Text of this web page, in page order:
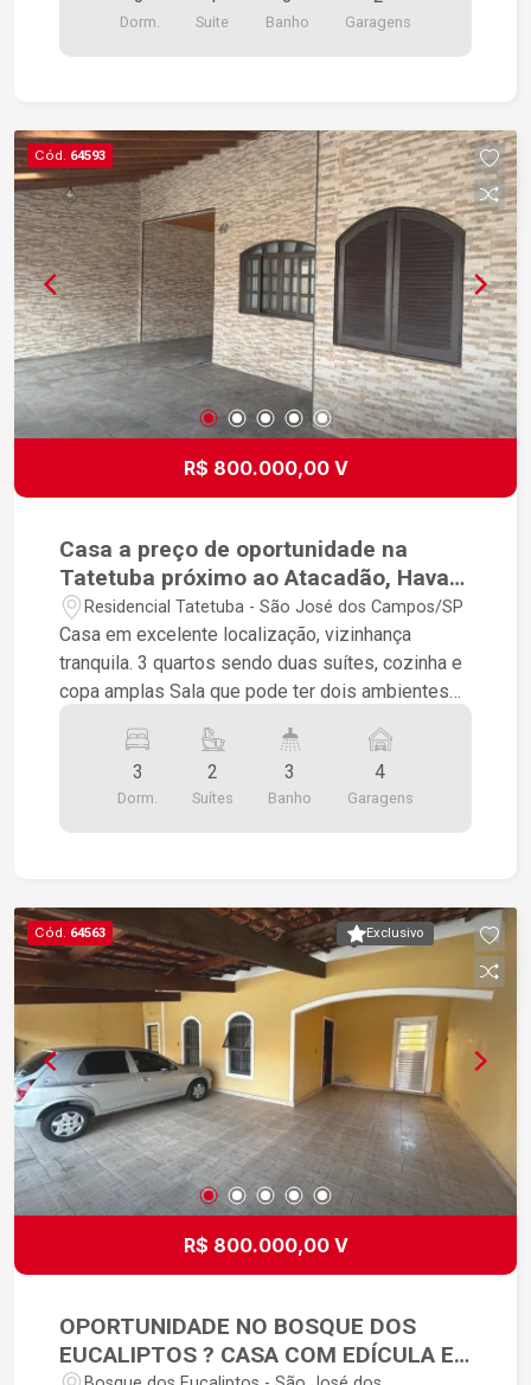
Dorm. Suite Banho Garagens
Cód. 64593
R$ 800.000,00 V
Casa a preço de oportunidade na
Tatetuba próximo ao Atacadão, Havan,
Hospital, Escolas e Praça
Residencial Tatetuba - São José dos Campos/SP
Casa em excelente localização, vizinhança
tranquila. 3 quartos sendo duas suítes, cozinha e
copa amplas Sala que pode ter dois ambientes
em todos os quartos e cozinha Telhado e sua
estrutura novo. Fiação de primeira Casa pensada
para ser o mais funcional possível. Pronta para
3
Dorm.
2
Suítes
3
Banho
4
Garagens
Exclusivo
Cód. 64563
R$ 800.000,00 V
OPORTUNIDADE NO BOSQUE DOS
EUCALIPTOS ? CASA COM EDÍCULA E